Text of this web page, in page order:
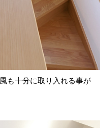
も十分に取り入れる事が